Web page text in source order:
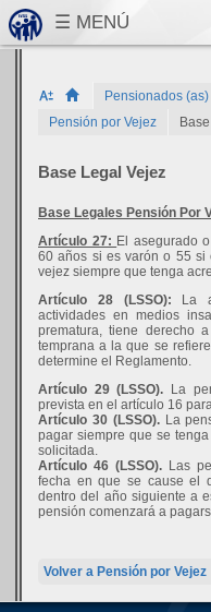
Pensionados (as)
Pensión por Vejez
Base Legal Vejez
Base Legales Pensión Por
Artículo 27: El asegurado
60 años si es varón o 55 si
vejez siempre que tenga
Artículo 28 (LSSO):
La
actividades en medios
prematura, tiene derecho
temprana a la que se
determine el Reglamento.
Artículo 29 (LSSO).
La
prevista en el artículo 16
Artículo 30 (LSSO). La
pagar siempre que se
solicitada.
Artículo 46 (LSSO). Las
fecha en que se cause el
dentro del año siguiente a
pensión comenzará a
Volver a Pensión por Vejez